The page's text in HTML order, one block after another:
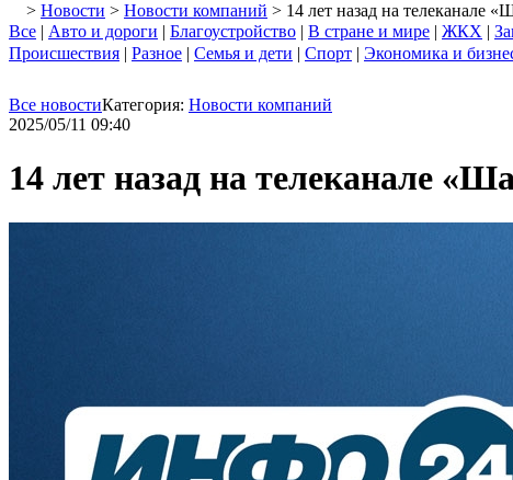
> Новости > Новости компаний > 14 лет назад на
Все | Авто и дороги | Благоустройство | В стране и мире | ЖКХ |
Происшествия | Разное | Семья и дети | Спорт | Экономика и
Все новостиКатегория: Новости компаний
2025/05/11 09:40
14 лет назад на телеканале